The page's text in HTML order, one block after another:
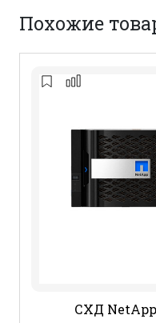
Похожие
СХД